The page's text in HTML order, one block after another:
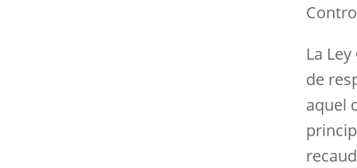
La
de
aquel